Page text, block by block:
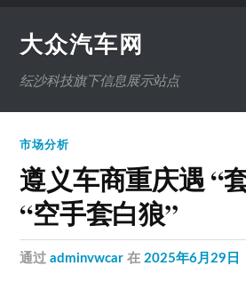
大众汽车网
纭沙科技旗下信息展示站点
市场分析
遵义车商重庆遇 “
“空手套白狼”
通过adminvwcar 在2025年6月29日